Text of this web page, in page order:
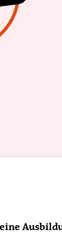
Mit 21
kann ich